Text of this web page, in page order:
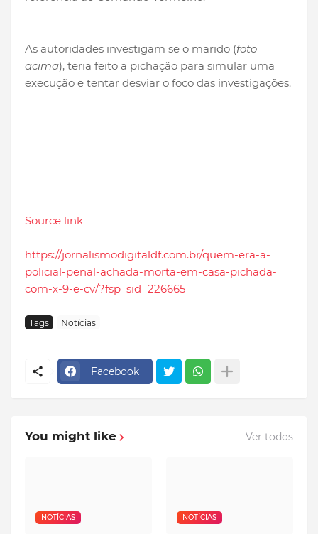
As autoridades investigam se o marido (foto
acima), teria feito a pichação para simular uma
execução e tentar desviar o foco das investigações.
Source link
https://jornalismodigitaldf.com.br/quem-era-a-
policial-penal-achada-morta-em-casa-pichada-
com-x-9-e-cv/?fsp_sid=226665
Tags Notícias
Facebook
You might like Ver todos
NOTÍCIAS NOTÍCIAS